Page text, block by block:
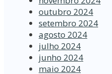
outubro 2024
setembro 2024
agosto 2024
julho 2024
junho 2024
maio 2024